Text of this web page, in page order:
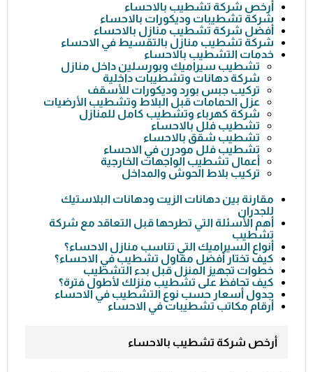
أرخص شركة تشطيب بالاحساء
شركة تشطيبات وديكورات بالاحساء
أفضل شركة تشطيب منازل بالاحساء
شركة تشطيب منازل بالتقسيط في الاحساء
خدمات التشطيب بالاحساء
تشطيب سيراميك وبورسلين داخل منازل
شركة دهانات وتشطيبات داخلية
تركيب جبس بورد وديكورات للأسقف
عزل الحمامات قبل البلاط وتشطيب الأرضيات
شركة كهرباء وتشطيب كامل للمنازل
تشطيب فلل بالاحساء
تشطيب شقق بالاحساء
تشطيب فلل مودرن في الاحساء
أعمال تشطيب الواجهات الخارجية
تركيب بلاط الحوش والمداخل
مقارنة بين دهانات الزيت ودهانات البلاستيك
للجدران
أهم الأسئلة التي تطرحها قبل التعاقد مع شركة
تشطيب
أنواع السيراميك التي تناسب منازل الاحساء؟
كيف تختار أفضل مقاول تشطيب في الاحساء؟
خطوات تجهيز المنزل قبل بدء التشطيب
كيف تحافظ على تشطيب منزلك لأطول فترة؟
جدول أسعار حسب نوع التشطيب في الاحساء
أرقام مكاتب تشطيبات في الاحساء
أرخص شركة تشطيب بالاحساء